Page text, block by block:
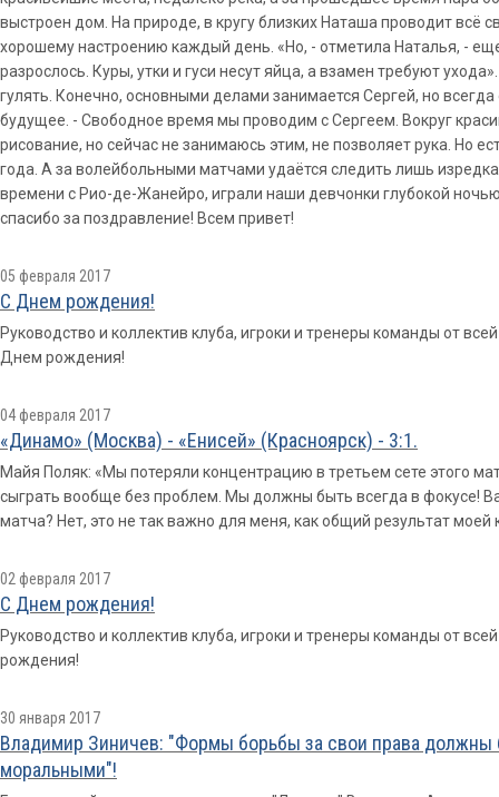
выстроен дом. На природе, в кругу близких Наташа проводит всё
хорошему настроению каждый день. «Но, - отметила Наталья, -
разрослось. Куры, утки и гуси несут яйца, а взамен требуют
гулять. Конечно, основными делами занимается Сергей, но
будущее. - Свободное время мы проводим с Сергеем. Вокруг
рисование, но сейчас не занимаюсь этим, не позволяет рука. Но
года. А за волейбольными матчами удаётся следить лишь
времени с Рио-де-Жанейро, играли наши девчонки глубокой
спасибо за поздравление! Всем привет!
05 февраля 2017
С Днем рождения!
Руководство и коллектив клуба, игроки и тренеры команды от
Днем рождения!
04 февраля 2017
«Динамо» (Москва) - «Енисей» (Красноярск) - 3:1.
Майя Поляк: «Мы потеряли концентрацию в третьем сете этого
сыграть вообще без проблем. Мы должны быть всегда в фокусе!
матча? Нет, это не так важно для меня, как общий результат моей
02 февраля 2017
С Днем рождения!
Руководство и коллектив клуба, игроки и тренеры команды от
рождения!
30 января 2017
Владимир Зиничев: "Формы борьбы за свои права
моральными"!